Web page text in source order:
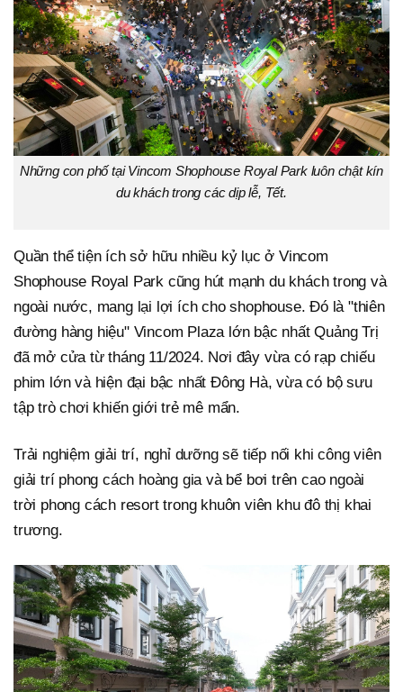
Những con phố tại Vincom Shophouse Royal Park luôn chật kín
du khách trong các dịp lễ, Tết.
Quần thể tiện ích sở hữu nhiều kỷ lục ở Vincom
Shophouse Royal Park cũng hút mạnh du khách trong và
ngoài nước, mang lại lợi ích cho shophouse. Đó là "thiên
đường hàng hiệu" Vincom Plaza lớn bậc nhất Quảng Trị
đã mở cửa từ tháng 11/2024. Nơi đây vừa có rạp chiếu
phim lớn và hiện đại bậc nhất Đông Hà, vừa có bộ sưu
tập trò chơi khiến giới trẻ mê mẩn.
Trải nghiệm giải trí, nghỉ dưỡng sẽ tiếp nối khi công viên
giải trí phong cách hoàng gia và bể bơi trên cao ngoài
trời phong cách resort trong khuôn viên khu đô thị khai
trương.